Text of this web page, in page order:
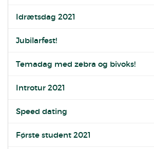
Idrætsdag 2021
Jubilarfest!
Temadag med zebra og bivoks!
Introtur 2021
Speed dating
Første student 2021